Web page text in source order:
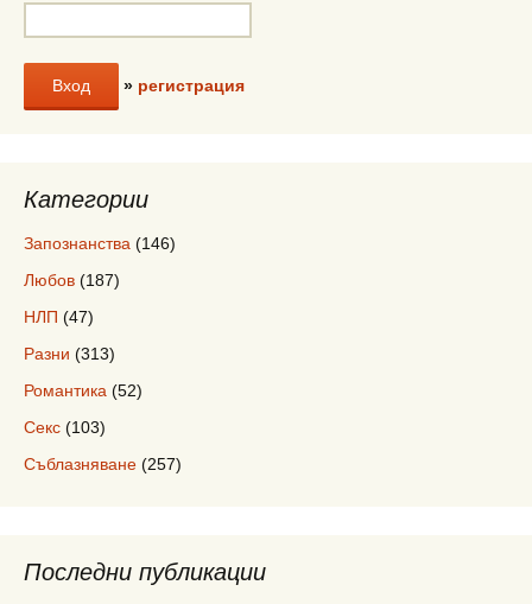
» регистрация
Категории
Запознанства (146)
Любов (187)
НЛП (47)
Разни (313)
Романтика (52)
Секс (103)
Съблазняване (257)
Последни публикации